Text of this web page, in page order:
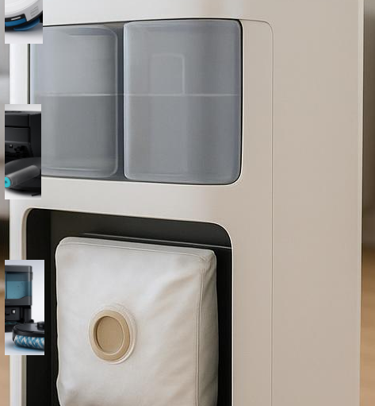
aspirapolvere lavapavimenti
con rullo riscaldato e base
autopulente: occasione da
cogliere su Amazon
Lefant M210 PRO OMNI, robot
aspirapolvere lavapavimenti
completo con base
multifunzione in offerta su
Amazon